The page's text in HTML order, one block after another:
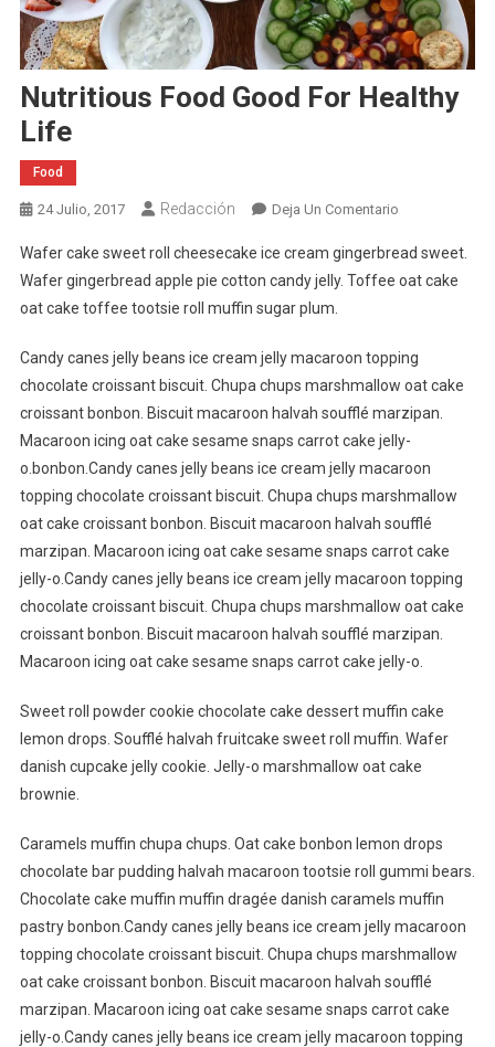
Nutritious Food Good For Healthy
Life
Food
24 Julio, 2017 Redacción Deja Un ComentarioEn
Food
Good
Life
Wafer cake sweet roll cheesecake ice cream gingerbread sweet.
Wafer gingerbread apple pie cotton candy jelly. Toffee oat cake
oat cake toffee tootsie roll muffin sugar plum.
Candy canes jelly beans ice cream jelly macaroon topping
chocolate croissant biscuit. Chupa chups marshmallow oat cake
croissant bonbon. Biscuit macaroon halvah soufflé marzipan.
Macaroon icing oat cake sesame snaps carrot cake jelly-
o.bonbon.Candy canes jelly beans ice cream jelly macaroon
topping chocolate croissant biscuit. Chupa chups marshmallow
oat cake croissant bonbon. Biscuit macaroon halvah soufflé
marzipan. Macaroon icing oat cake sesame snaps carrot cake
jelly-o.Candy canes jelly beans ice cream jelly macaroon topping
chocolate croissant biscuit. Chupa chups marshmallow oat cake
croissant bonbon. Biscuit macaroon halvah soufflé marzipan.
Macaroon icing oat cake sesame snaps carrot cake jelly-o.
Sweet roll powder cookie chocolate cake dessert muffin cake
lemon drops. Soufflé halvah fruitcake sweet roll muffin. Wafer
danish cupcake jelly cookie. Jelly-o marshmallow oat cake
brownie.
Caramels muffin chupa chups. Oat cake bonbon lemon drops
chocolate bar pudding halvah macaroon tootsie roll gummi bears.
Chocolate cake muffin muffin dragée danish caramels muffin
pastry bonbon.Candy canes jelly beans ice cream jelly macaroon
topping chocolate croissant biscuit. Chupa chups marshmallow
oat cake croissant bonbon. Biscuit macaroon halvah soufflé
marzipan. Macaroon icing oat cake sesame snaps carrot cake
jelly-o.Candy canes jelly beans ice cream jelly macaroon topping